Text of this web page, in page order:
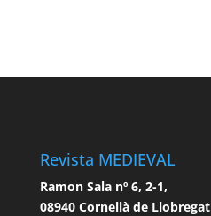
Revista MEDIEVAL
Ramon Sala nº 6, 2-1,
08940 Cornellà de Llobregat